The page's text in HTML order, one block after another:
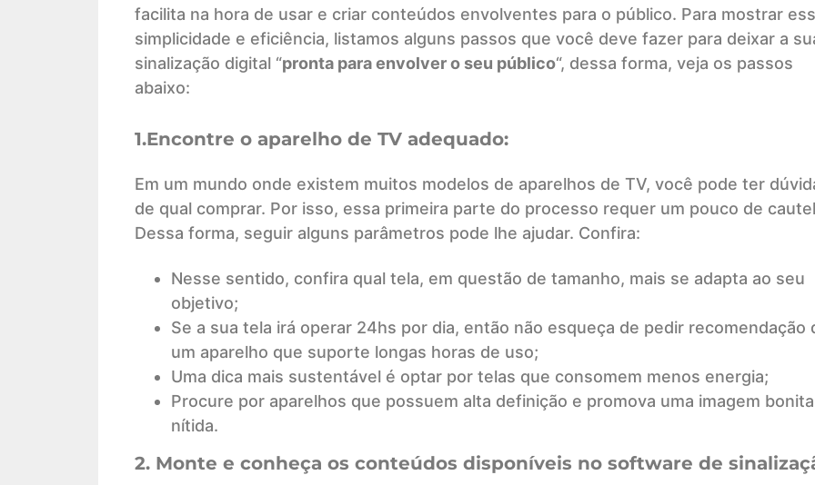
facilita na hora de usar e criar conteúdos envolventes para o público. Para mostrar
simplicidade e eficiência, listamos alguns passos que você deve fazer para deixar a
sinalização digital “pronta para envolver o seu público“, dessa forma, veja os passos
abaixo:
1.Encontre o aparelho de TV adequado:
Em um mundo onde existem muitos modelos de aparelhos de TV, você pode ter
de qual comprar. Por isso, essa primeira parte do processo requer um pouco de
Dessa forma, seguir alguns parâmetros pode lhe ajudar. Confira:
Nesse sentido, confira qual tela, em questão de tamanho, mais se adapta ao seu
objetivo;
Se a sua tela irá operar 24hs por dia, então não esqueça de pedir recomendação
um aparelho que suporte longas horas de uso;
Uma dica mais sustentável é optar por telas que consomem menos energia;
Procure por aparelhos que possuem alta definição e promova uma imagem
nítida.
2. Monte e conheça os conteúdos disponíveis no software de